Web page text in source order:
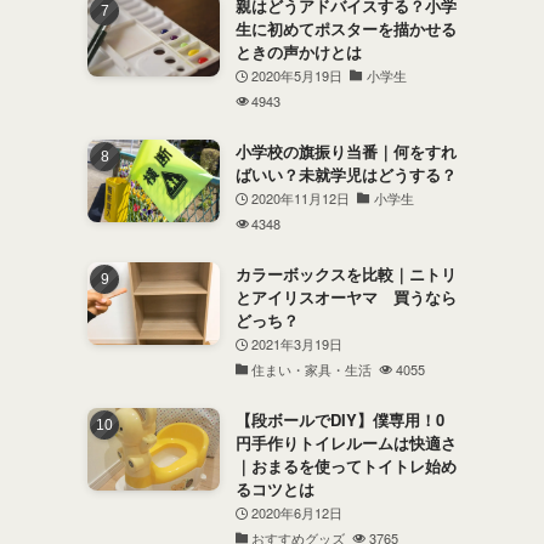
親はどうアドバイスする？小学
生に初めてポスターを描かせる
ときの声かけとは
2020年5月19日
小学生
4943
小学校の旗振り当番｜何をすれ
ばいい？未就学児はどうする？
2020年11月12日
小学生
4348
カラーボックスを比較｜ニトリ
とアイリスオーヤマ 買うなら
どっち？
2021年3月19日
住まい・家具・生活
4055
【段ボールでDIY】僕専用！0
円手作りトイレルームは快適さ
｜おまるを使ってトイトレ始め
るコツとは
2020年6月12日
おすすめグッズ
3765